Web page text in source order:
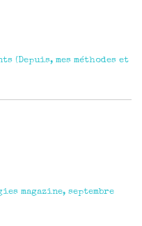
(Depuis, mes méthodes et
magazine, septembre